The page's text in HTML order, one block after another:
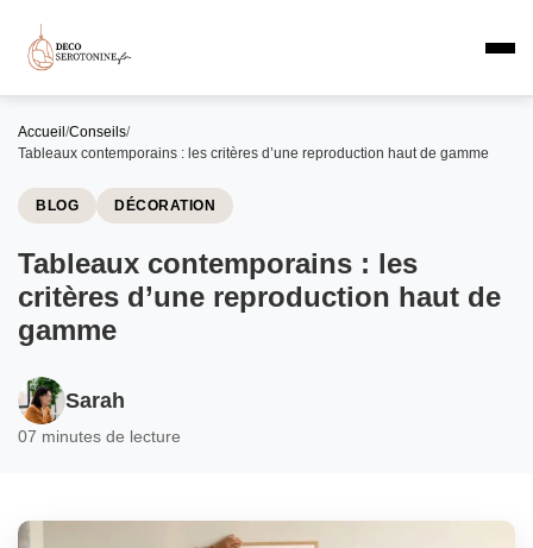
Accueil /Conseils/
Tableaux contemporains : les critères d’une reproduction haut de gamme
BLOG DÉCORATION
Tableaux contemporains : les
critères d’une reproduction haut de
gamme
Sarah
07 minutes de lecture